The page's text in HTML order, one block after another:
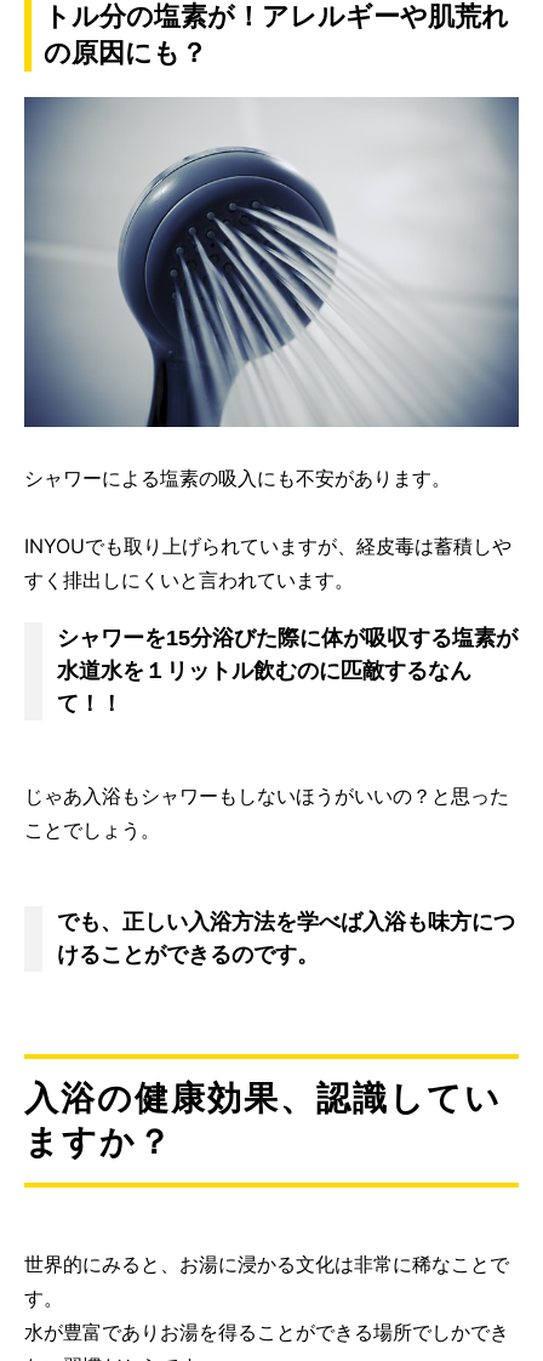
トル分の塩素が！アレルギーや肌荒れ
の原因にも？
シャワーによる塩素の吸入にも不安があります。
INYOUでも取り上げられていますが、経皮毒は蓄積しや
すく排出しにくいと言われています。
シャワーを15分浴びた際に体が吸収する塩素が
水道水を１リットル飲むのに匹敵するなん
て！！
じゃあ入浴もシャワーもしないほうがいいの？と思った
ことでしょう。
でも、正しい入浴方法を学べば入浴も味方につ
けることができるのです。
入浴の健康効果、認識してい
ますか？
世界的にみると、お湯に浸かる文化は非常に稀なことで
す。
水が豊富でありお湯を得ることができる場所でしかでき